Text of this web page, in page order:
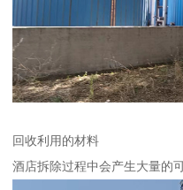
回收利用的材料
酒店拆除过程中会产生大量的